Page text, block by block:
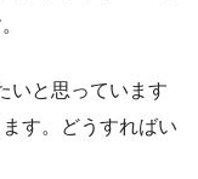
いと思っています
す。どうすればい